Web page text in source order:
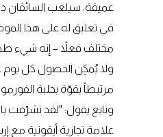
عميقة، سيلعب السائقان
مختلف فعلاً – إنه شيء
ولا يُمكِن الحصول كل يوم
مرتبطاً بقوّة بحلبة الفورمولا
وتابع يقول: "لقد تشرّفت
علامة تجارية أيقونية مع